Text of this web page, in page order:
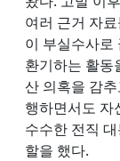
여러 근거 자
이 부실수사로
환기하는 활동
산 의혹을 감
행하면서도 자
수수한 전직
할을 했다.